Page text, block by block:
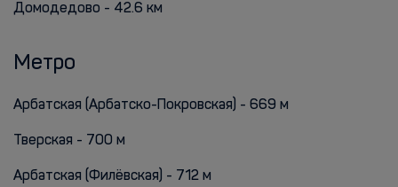
Домодедово - 42.6 км
Метро
Арбатская (Арбатско-Покровская) - 669 м
Тверская - 700 м
Арбатская (Филёвская) - 712 м